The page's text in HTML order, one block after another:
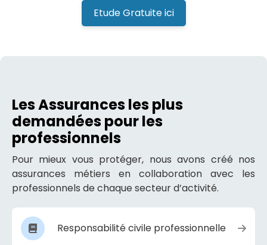
Etude Gratuite ici
Les Assurances les plus
demandées pour les
professionnels
Pour mieux vous protéger, nous avons créé nos
assurances métiers en collaboration avec les
professionnels de chaque secteur d’activité.
Responsabilité civile professionnelle